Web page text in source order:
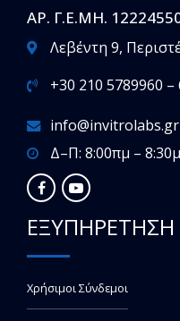
ΑΡ. Γ.Ε.ΜΗ.
Λεβέντη 9,
+30 210 5789960 –
info@invitrolabs.gr
Δ–Π: 8:00πμ –
Χρήσιμοι Σύνδεμοι